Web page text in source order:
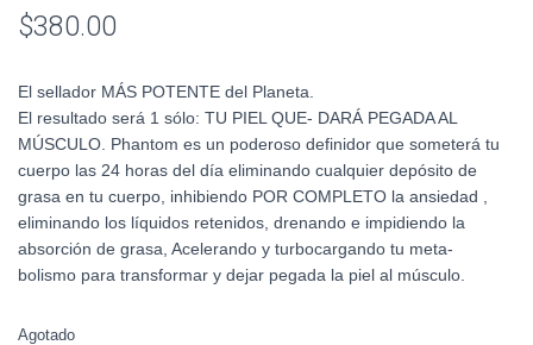
$380.00
El sellador MÁS POTENTE del Planeta.
El resultado será 1 sólo: TU PIEL QUE- DARÁ PEGADA AL
MÚSCULO. Phantom es un poderoso definidor que someterá tu
cuerpo las 24 horas del día eliminando cualquier depósito de
grasa en tu cuerpo, inhibiendo POR COMPLETO la ansiedad ,
eliminando los líquidos retenidos, drenando e impidiendo la
absorción de grasa, Acelerando y turbocargando tu meta-
bolismo para transformar y dejar pegada la piel al músculo.
Agotado